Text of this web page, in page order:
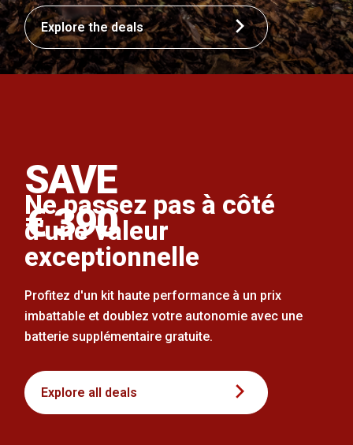
Explore the deals
Ne passez pas à côté
d'une valeur
exceptionnelle
Profitez d'un kit haute performance à un prix
imbattable et doublez votre autonomie avec une
batterie supplémentaire gratuite.
Explore all deals
SAVE
€ 390